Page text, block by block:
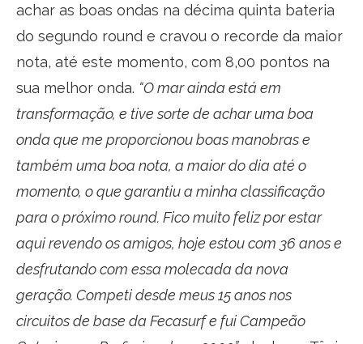
achar as boas ondas na décima quinta bateria
do segundo round e cravou o recorde da maior
nota, até este momento, com 8,00 pontos na
sua melhor onda. “O mar ainda está em
transformação, e tive sorte de achar uma boa
onda que me proporcionou boas manobras e
também uma boa nota, a maior do dia até o
momento, o que garantiu a minha classificação
para o próximo round. Fico muito feliz por estar
aqui revendo os amigos, hoje estou com 36 anos e
desfrutando com essa molecada da nova
geração. Competi desde meus 15 anos nos
circuitos de base da Fecasurf e fui Campeão